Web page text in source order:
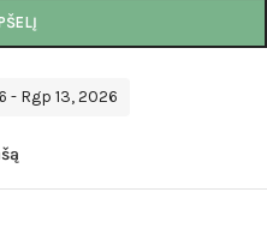
Rgp 13, 2026